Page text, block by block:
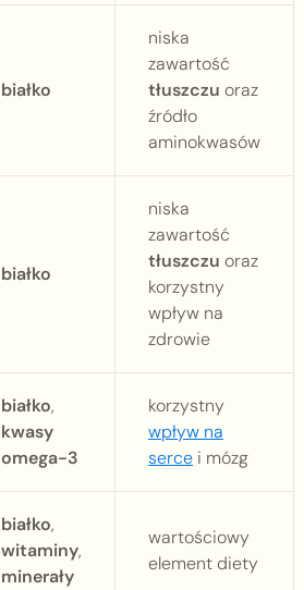
białko
niska
zawartość
tłuszczu oraz
źródło
aminokwasów
białko
niska
zawartość
tłuszczu oraz
korzystny
wpływ na
zdrowie
białko,
kwasy
omega-3
korzystny
wpływ na
serce i mózg
białko,
witaminy,
minerały
wartościowy
element diety